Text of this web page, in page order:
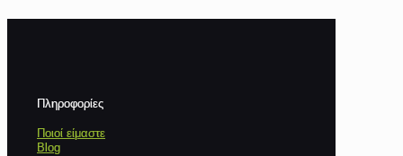
Πληροφορίες
Ποιοί είμαστε
Blog